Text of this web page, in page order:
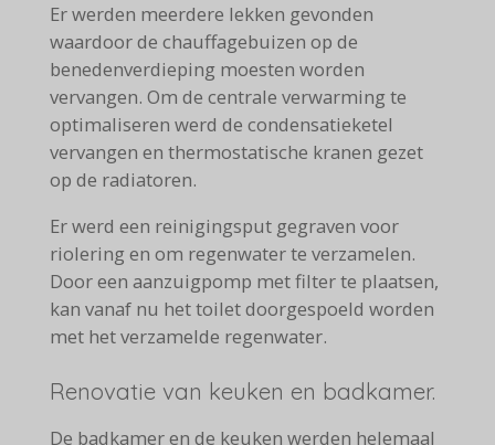
Er werden meerdere lekken gevonden
waardoor de chauffagebuizen op de
benedenverdieping moesten worden
vervangen. Om de centrale verwarming te
optimaliseren werd de condensatieketel
vervangen en thermostatische kranen gezet
op de radiatoren.
Er werd een reinigingsput gegraven voor
riolering en om regenwater te verzamelen.
Door een aanzuigpomp met filter te plaatsen,
kan vanaf nu het toilet doorgespoeld worden
met het verzamelde regenwater.
Renovatie van keuken en badkamer.
De badkamer en de keuken werden helemaal